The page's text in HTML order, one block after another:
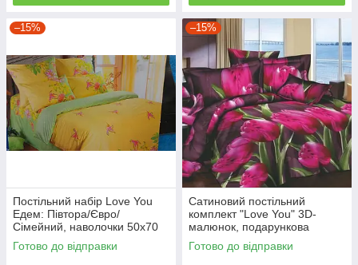
–15%
Постільний набір Love You
Едем: Півтора/Євро/
Сімейний, наволочки 50x70
полуторний
Готово до відправки
–15%
Сатиновий постільний
комплект "Love You" 3D-
малюнок, подарункова
упаковка полуторний
Готово до відправки